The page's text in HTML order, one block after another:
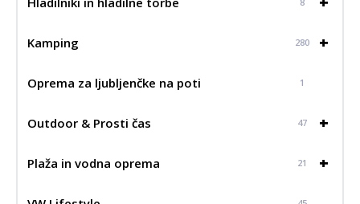
+
Kamping 280
Oprema za ljubljenčke na poti 1
+
Outdoor & Prosti čas 47
+
Plaža in vodna oprema 21